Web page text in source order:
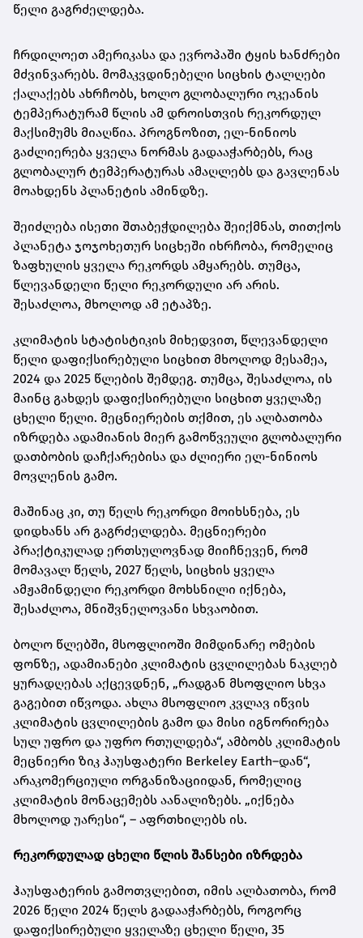
წელი გაგრძელდება.
ჩრდილოეთ ამერიკასა და ევროპაში ტყის ხანძრები
მძვინვარებს. მომაკვდინებელი სიცხის ტალღები
ქალაქებს ახრჩობს, ხოლო გლობალური ოკეანის
ტემპერატურამ წლის ამ დროისთვის რეკორდულ
მაქსიმუმს მიაღწია. პროგნოზით, ელ-ნინიოს
გაძლიერება ყველა ნორმას გადააჭარბებს, რაც
გლობალურ ტემპერატურას ამაღლებს და გავლენას
მოახდენს პლანეტის ამინდზე.
შეიძლება ისეთი შთაბეჭდილება შეიქმნას, თითქოს
პლანეტა ჯოჯოხეთურ სიცხეში იხრჩობა, რომელიც
ზაფხულის ყველა რეკორდს ამყარებს. თუმცა,
წლევანდელი წელი რეკორდული არ არის.
შესაძლოა, მხოლოდ ამ ეტაპზე.
კლიმატის სტატისტიკის მიხედვით, წლევანდელი
წელი დაფიქსირებული სიცხით მხოლოდ მესამეა,
2024 და 2025 წლების შემდეგ. თუმცა, შესაძლოა, ის
მაინც გახდეს დაფიქსირებული სიცხით ყველაზე
ცხელი წელი. მეცნიერების თქმით, ეს ალბათობა
იზრდება ადამიანის მიერ გამოწვეული გლობალური
დათბობის დაჩქარებისა და ძლიერი ელ-ნინიოს
მოვლენის გამო.
მაშინაც კი, თუ წელს რეკორდი მოიხსნება, ეს
დიდხანს არ გაგრძელდება. მეცნიერები
პრაქტიკულად ერთსულოვნად მიიჩნევენ, რომ
მომავალ წელს, 2027 წელს, სიცხის ყველა
ამჟამინდელი რეკორდი მოხსნილი იქნება,
შესაძლოა, მნიშვნელოვანი სხვაობით.
ბოლო წლებში, მსოფლიოში მიმდინარე ომების
ფონზე, ადამიანები კლიმატის ცვლილებას ნაკლებ
ყურადღებას აქცევდნენ, „რადგან მსოფლიო სხვა
გაგებით იწვოდა. ახლა მსოფლიო კვლავ იწვის
კლიმატის ცვლილების გამო და მისი იგნორირება
სულ უფრო და უფრო რთულდება“, ამბობს კლიმატის
მეცნიერი ზიკ ჰაუსფატერი Berkeley Earth–დან“,
არაკომერციული ორგანიზაციიდან, რომელიც
კლიმატის მონაცემებს აანალიზებს. „იქნება
მხოლოდ უარესი“, – აფრთხილებს ის.
რეკორდულად ცხელი წლის შანსები იზრდება
ჰაუსფატერის გამოთვლებით, იმის ალბათობა, რომ
2026 წელი 2024 წელს გადააჭარბებს, როგორც
დაფიქსირებული ყველაზე ცხელი წელი, 35